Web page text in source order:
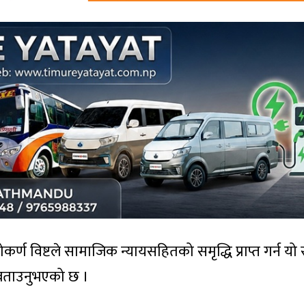
विष्टले सामाजिक न्यायसहितको समृद्धि प्राप्त गर्न
छ ।